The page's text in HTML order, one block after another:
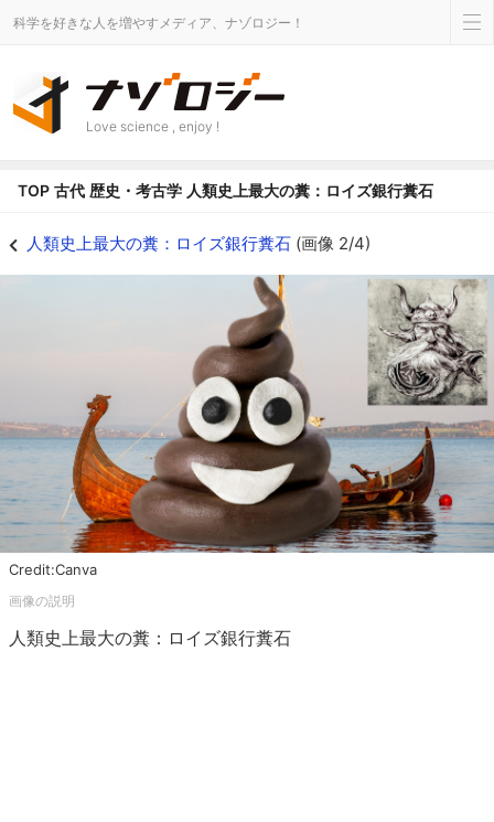
科学を好きな人を増やすメディア、ナゾロジー！
Love science , enjoy !
TOP 古代 歴史・考古学 人類史上最大の糞：ロイズ銀行糞石
人類史上最大の糞：ロイズ銀行糞石 (画像 2/4)
Credit:Canva
人類史上最大の糞：ロイズ銀行糞石